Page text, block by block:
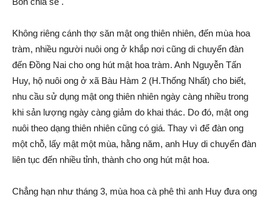
Không riêng cánh thợ săn mật ong thiên nhiên, đến mùa hoa
tràm, nhiều người nuôi ong ở khắp nơi cũng di chuyển đàn
đến Đồng Nai cho ong hút mật hoa tràm. Anh Nguyễn Tấn
Huy, hộ nuôi ong ở xã Bàu Hàm 2 (H.Thống Nhất) cho biết,
nhu cầu sử dụng mật ong thiên nhiên ngày càng nhiều trong
khi sản lượng ngày càng giảm do khai thác. Do đó, mật ong
nuôi theo dạng thiên nhiên cũng có giá. Thay vì để đàn ong
một chỗ, lấy mật một mùa, hằng năm, anh Huy di chuyển đàn
liên tục đến nhiều tỉnh, thành cho ong hút mật hoa.
Chẳng hạn như tháng 3, mùa hoa cà phê thì anh Huy đưa ong